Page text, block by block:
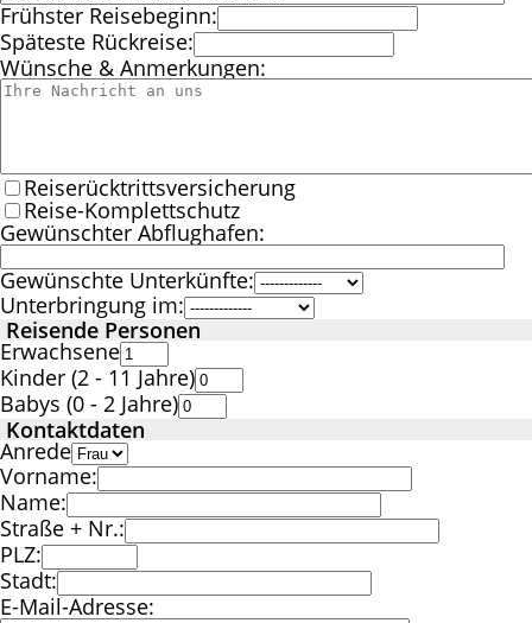
Frühster Reisebeginn:
Späteste Rückreise:
Wünsche & Anmerkungen:
Reiserücktrittsversicherung
Reise-Komplettschutz
Gewünschter Abflughafen:
Gewünschte Unterkünfte:
Unterbringung im:
Reisende Personen
Erwachsene
Kinder (2 - 11 Jahre)
Babys (0 - 2 Jahre)
Kontaktdaten
Anrede
Vorname:
Name:
Straße + Nr.:
PLZ:
Stadt:
E-Mail-Adresse: